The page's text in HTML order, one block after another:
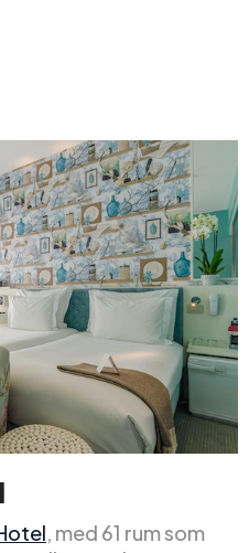
, med 61 rum som